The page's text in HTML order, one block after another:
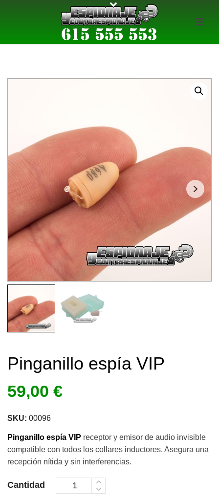
Pinganillo espía VIP
59,00 €
SKU: 00096
Pinganillo espía VIP receptor y emisor de audio invisible
compatible con todos los collares inductores. Asegura una
recepción nítida y sin interferencias.
Cantidad